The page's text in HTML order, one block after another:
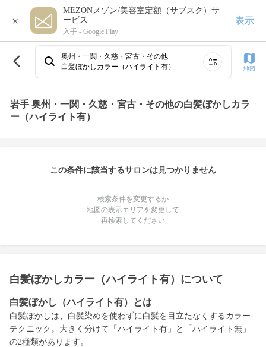
×
MEZONメゾン/美容室定額（サブスク）サ
ービス
入手 - Google Play
表示
奥州・一関・久慈・宮古・その他
白髪ぼかしカラー（ハイライト有）
地図
岩手 奥州・一関・久慈・宮古・その他の白髪ぼかしカラ
ー（ハイライト有）
この条件に該当するサロンは見つかりません
検索条件を変更するか
地図の表示エリアを変更して
再検索してください
白髪ぼかしカラー（ハイライト有）について
白髪ぼかし（ハイライト有）とは
白髪ぼかしは、白髪染めを使わずに白髪を目立たなくするカラー
テクニック。大きく分けて「ハイライト有」と「ハイライト無」
の2種類があります。